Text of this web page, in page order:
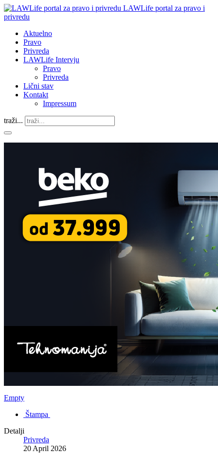
LAWLife portal za pravo i
privredu
Aktuelno
Pravo
Privreda
LAWLife Intervju
Pravo
Privreda
Lični stav
Kontakt
Impressum
traži...
Empty
Štampa
Detalji
Privreda
20 April 2026